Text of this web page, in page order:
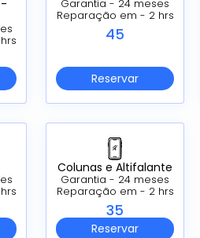
Garantia - 24 meses
Reparação em - 2 hrs
45
Reservar
Colunas e Altifalante
Garantia - 24 meses
Reparação em - 2 hrs
35
Reservar